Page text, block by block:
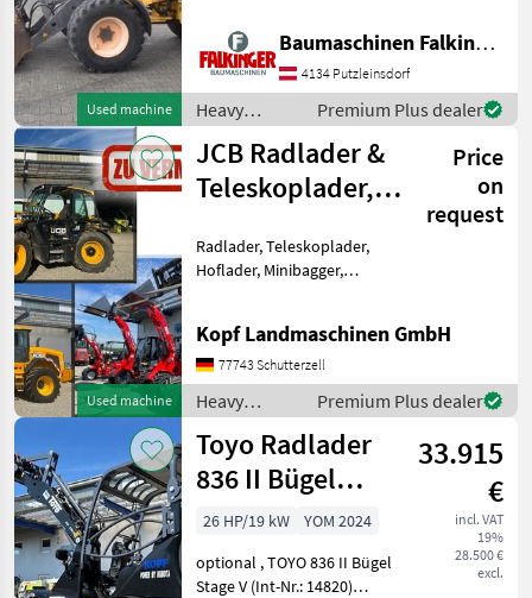
Used machine
Betriebsgewicht: 5200kg
Reifen 70% Der Volvo L25F
ist in einem guten
Zustand!! BAUMASCHINEN
FALKIN
Baumaschinen Falkinger
4134 Putzleinsdorf
Heavy
equipment/
construction
machines /
Volvo
Premium Plus dealer
Used machine
JCB Radlader &
Teleskoplader,
Min
Price
on
request
Radlader, Teleskoplader,
Hoflader, Minibagger,
Verschiedene Maschinen zu
vermieten - Minibagger -
Hoflader (Toyo) - JCB Te
Kopf Landmaschinen GmbH
77743 Schutterzell
Heavy
equipment/
construction
machines /
JCB
Premium Plus dealer
Toyo Radlader
836 II Bügel
Black, 4.
Steuerkreis
33.915
€
incl. VAT
19%
28.500 €
excl.
26 HP/19 kW
YOM 2024
optional , TOYO 836 II Bügel
Stage V (Int-Nr.: 14820)